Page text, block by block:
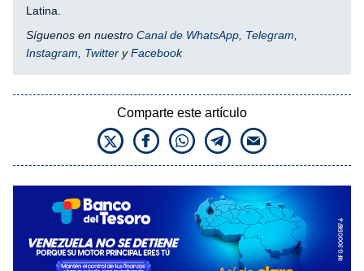
Latina.
Síguenos en nuestro Canal de WhatsApp Telegram
Instagram
Twitter yFacebook
Comparte este artículo